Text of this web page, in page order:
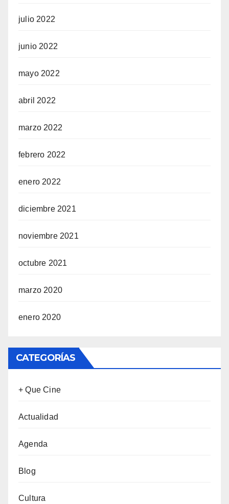
julio 2022
junio 2022
mayo 2022
abril 2022
marzo 2022
febrero 2022
enero 2022
diciembre 2021
noviembre 2021
octubre 2021
marzo 2020
enero 2020
CATEGORÍAS
+ Que Cine
Actualidad
Agenda
Blog
Cultura